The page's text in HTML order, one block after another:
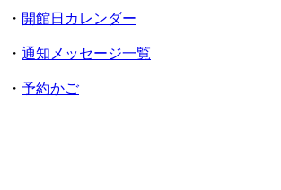
・ 開館日カレンダー
・ 通知メッセージ一覧
・ 予約かご